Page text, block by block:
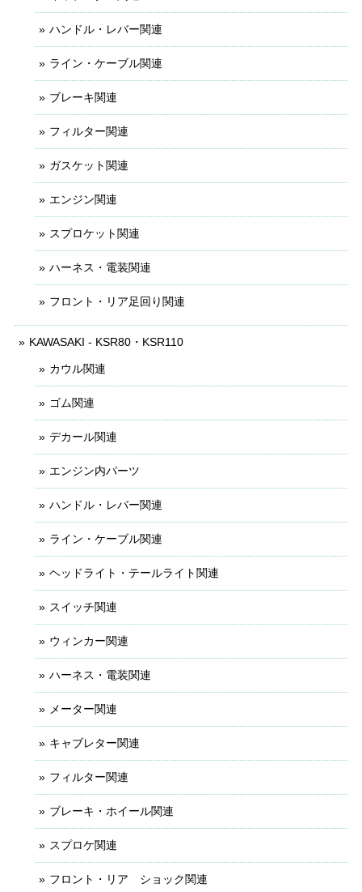
ハンドル・レバー関連
ライン・ケーブル関連
ブレーキ関連
フィルター関連
ガスケット関連
エンジン関連
スプロケット関連
ハーネス・電装関連
フロント・リア足回り関連
KAWASAKI - KSR80・KSR110
カウル関連
ゴム関連
デカール関連
エンジン内パーツ
ハンドル・レバー関連
ライン・ケーブル関連
ヘッドライト・テールライト関連
スイッチ関連
ウィンカー関連
ハーネス・電装関連
メーター関連
キャブレター関連
フィルター関連
ブレーキ・ホイール関連
スプロケ関連
フロント・リア ショック関連